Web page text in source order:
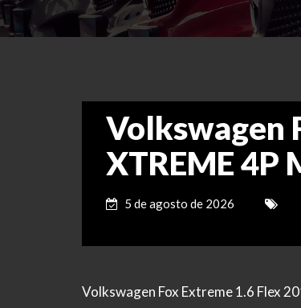
Volkswagen
XTREME 4P
5 de agosto de 2026
Volkswagen Fox Extreme 1.6 Flex